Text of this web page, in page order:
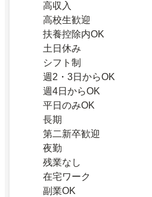
高収入
高校生歓迎
扶養控除内OK
土日休み
シフト制
週2・3日からOK
週4日からOK
平日のみOK
長期
第二新卒歓迎
夜勤
残業なし
在宅ワーク
副業OK